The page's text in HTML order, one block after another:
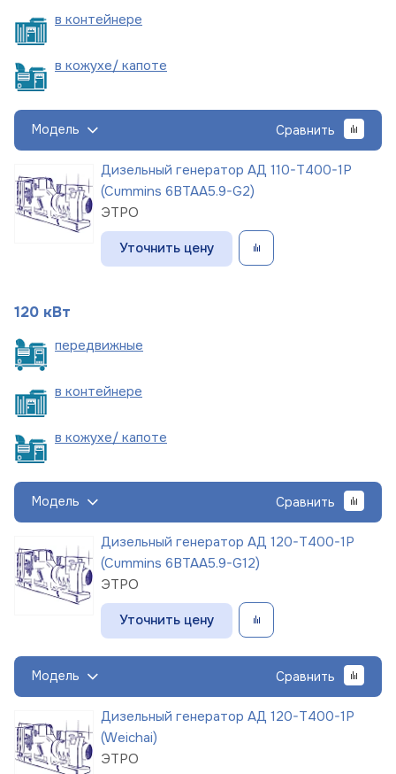
в контейнере
в кожухе/ капоте
Модель Сравнить
Дизельный генератор АД 110-Т400-1Р
(Cummins 6BTAA5.9-G2)
ЭТРО
Уточнить цену
120 кВт
передвижные
в контейнере
в кожухе/ капоте
Модель Сравнить
Дизельный генератор АД 120-Т400-1Р
(Cummins 6BTAA5.9-G12)
ЭТРО
Уточнить цену
Модель Сравнить
Дизельный генератор АД 120-Т400-1Р
(Weichai)
ЭТРО